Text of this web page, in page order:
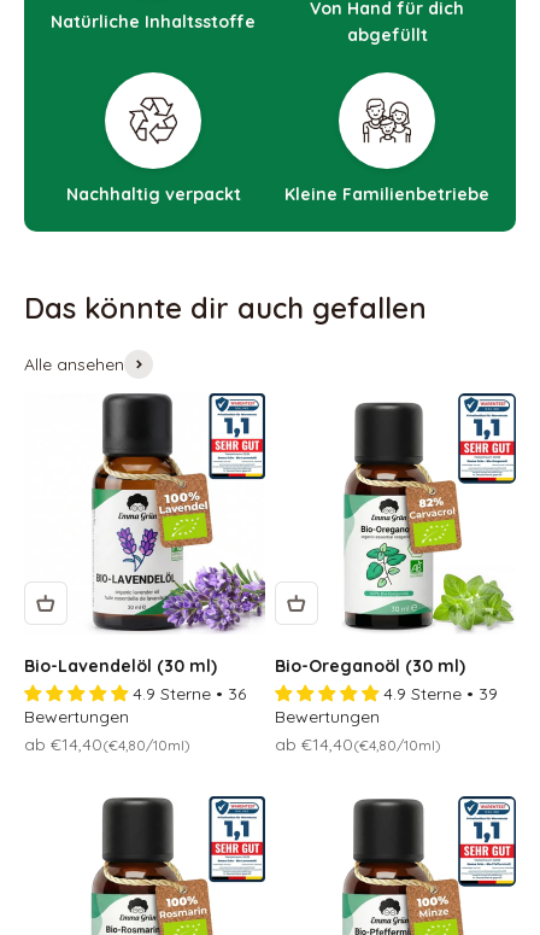
Natürliche Inhaltsstoffe
Von Hand für dich
abgefüllt
Nachhaltig verpackt Kleine Familienbetriebe
Alle ansehen
Bio-Lavendelöl (30 ml)
4.9 Sterne • 36
Bewertungen
Osteraktion 🐣
ab €14,40(€4,80/10ml)
Bio-Oreganoöl (30 ml)
4.9 Sterne • 39
Bewertungen
Osteraktion 🐣
ab €14,40(€4,80/10ml)